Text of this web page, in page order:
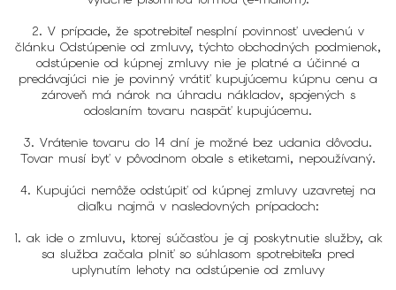
2. V prípade, že spotrebiteľ nesplní povinnosť uvedenú v
článku Odstúpenie od zmluvy, týchto obchodných podmienok,
odstúpenie od kúpnej zmluvy nie je platné a účinné a
predávajúci nie je povinný vrátiť kupujúcemu kúpnu cenu a
zároveň má nárok na úhradu nákladov, spojených s
odoslaním tovaru naspäť kupujúcemu.
3. Vrátenie tovaru do 14 dní je možné bez udania dôvodu.
Tovar musí byť v pôvodnom obale s etiketami, nepoužívaný.
4. Kupujúci nemôže odstúpiť od kúpnej zmluvy uzavretej na
diaľku najmä v nasledovných prípadoch:
1. ak ide o zmluvu, ktorej súčasťou je aj poskytnutie služby, ak
sa služba začala plniť so súhlasom spotrebiteľa pred
uplynutím lehoty na odstúpenie od zmluvy